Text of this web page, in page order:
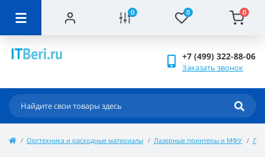
0 0 0
+7 (499) 322-88-06
Заказать звонок
Оргтехника и расходные материалы Лазерные принтеры и МФУ